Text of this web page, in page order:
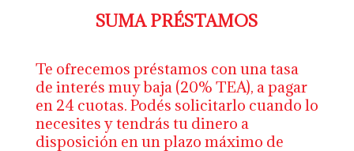
SUMA PRÉSTAMOS
Te ofrecemos préstamos con una tasa
de interés muy baja (20% TEA), a pagar
en 24 cuotas. Podés solicitarlo cuando lo
necesites y tendrás tu dinero a
disposición en un plazo máximo de